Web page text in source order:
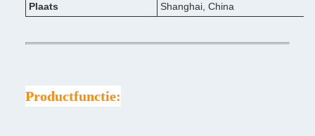
Plaats
Shanghai, China
Productfunctie: